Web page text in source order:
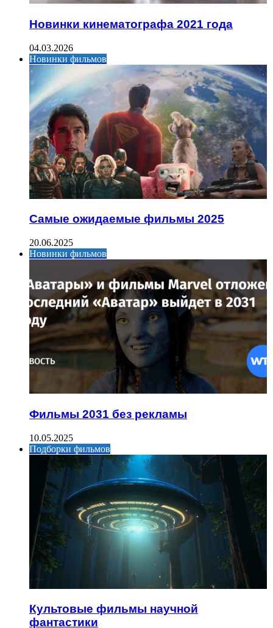
Новинки кинематографа 2021 года
04.03.2026
Новинки фильмов
Самые ожидаемые фильмы 2025
20.06.2025
Новинки фильмов
Фильмы 2031 без рекламы
10.05.2025
Подборки фильмов
Культовые фильмы научной
фантастики